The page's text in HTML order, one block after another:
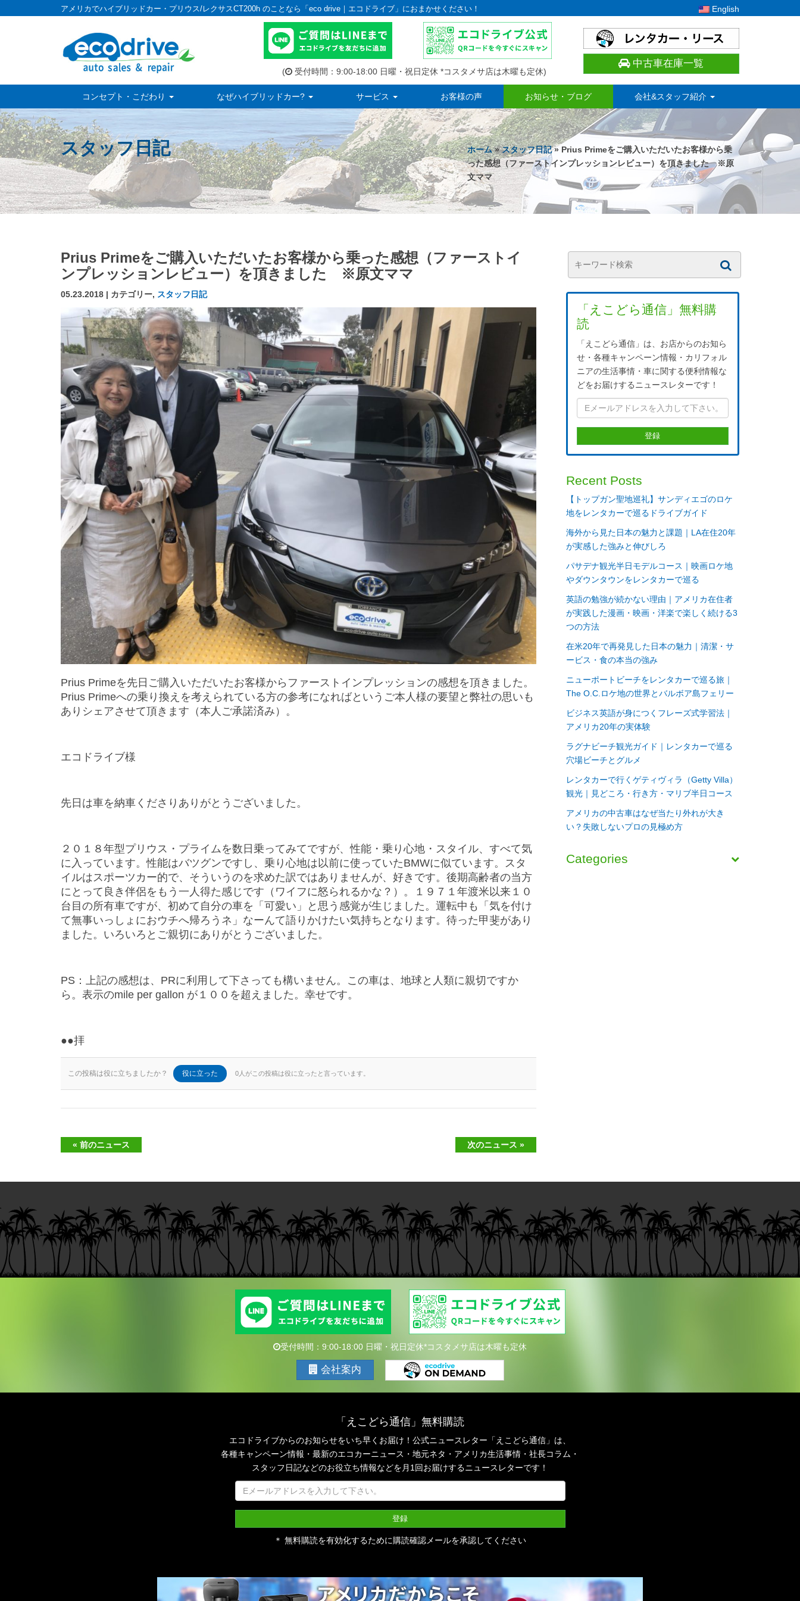
アメリカでハイブリッドカー・プリウス/レクサスCT200h のことなら「eco drive｜エコドライブ」におまかせください！ English
( 受付時間：9:00-18:00 日曜・祝日定休 *コスタメサ店は木曜も定休)
中古車在庫一覧
コンセプト・こだわり なぜハイブリッドカー? サービス お客様の声 お知らせ・ブログ 会社&スタッフ紹介
スタッフ日記 ホーム»スタッフ日記» Prius Primeをご購入いただいたお客様から乗
った感想（ファーストインプレッションレビュー）を頂きました ※原
文ママ
Prius Primeをご購入いただいたお客様から乗った感想（ファーストイ
ンプレッションレビュー）を頂きました ※原文ママ
05.23.2018 | カテゴリー, スタッフ日記
Prius Primeを先日ご購入いただいたお客様からファーストインプレッションの感想を頂きました。
Prius Primeへの乗り換えを考えられている方の参考になればというご本人様の要望と弊社の思いも
ありシェアさせて頂きます（本人ご承諾済み）。
エコドライブ様
先日は車を納車くださりありがとうございました。
２０１８年型プリウス・プライムを数日乗ってみてですが、性能・乗り心地・スタイル、 すべて気
に入っています。性能はバツグンですし、 乗り心地は以前に使っていたBMWに似ています。
スタ
イルはスポーツカー的で、 そういうのを求めた訳ではありませんが、好きです。 後期高齢者の当方
にとって良き伴侶をもう一人得た感じです（ ワイフに怒られるかな？）。
１９７１年渡米以来１０
台目の所有車ですが、初めて自分の車を「 可愛い」と思う感覚が生じました。運転中も「 気を付け
て無事いっしょにおウチへ帰ろうネ」 なーんて語りかけたい気持ちとなります。待った甲斐があり
ました。 いろいろとご親切にありがとうございました。
PS：上記の感想は、PRに利用して下さっても構いません。 この車は、地球と人類に親切ですか
ら。表示のmile per gallon が１００を超えました。幸せです。
●●拝
この投稿は役に立ちましたか？ 役に立った 0人がこの投稿は役に立ったと言っています。
« 前のニュース 次のニュース »
「えこどら通信」無料購
読
「えこどら通信」は、お店からのお知ら
せ・各種キャンペーン情報・カリフォル
ニアの生活事情・車に関する便利情報な
どをお届けするニュースレターです！
Recent Posts
【トップガン聖地巡礼】サンディエゴのロケ
地をレンタカーで巡るドライブガイド
海外から見た日本の魅力と課題｜LA在住20年
が実感した強みと伸びしろ
パサデナ観光半日モデルコース｜映画ロケ地
やダウンタウンをレンタカーで巡る
英語の勉強が続かない理由｜アメリカ在住者
が実践した漫画・映画・洋楽で楽しく続ける3
つの方法
在米20年で再発見した日本の魅力｜清潔・サ
ービス・食の本当の強み
ニューポートビーチをレンタカーで巡る旅｜
The O.C.ロケ地の世界とバルボア島フェリー
ビジネス英語が身につくフレーズ式学習法｜
アメリカ20年の実体験
ラグナビーチ観光ガイド｜レンタカーで巡る
穴場ビーチとグルメ
レンタカーで行くゲティヴィラ（Getty Villa）
観光｜見どころ・行き方・マリブ半日コース
アメリカの中古車はなぜ当たり外れが大き
い？失敗しないプロの見極め方
Categories
受付時間：9:00-18:00 日曜・祝日定休*コスタメサ店は木曜も定休
会社案内
「えこどら通信」無料購読
エコドライブからのお知らせをいち早くお届け！公式ニュースレター「えこどら通信」は、
各種キャンペーン情報・最新のエコカーニュース・地元ネタ・アメリカ生活事情・社長コラム・
スタッフ日記などのお役立ち情報などを月1回お届けするニュースレターです！
＊ 無料購読を有効化するために購読確認メールを承認してください